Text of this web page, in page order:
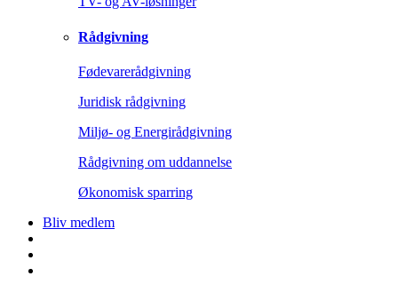
Rådgivning
Fødevarerådgivning
Juridisk rådgivning
Miljø- og Energirådgivning
Rådgivning om uddannelse
Økonomisk sparring
Bliv medlem